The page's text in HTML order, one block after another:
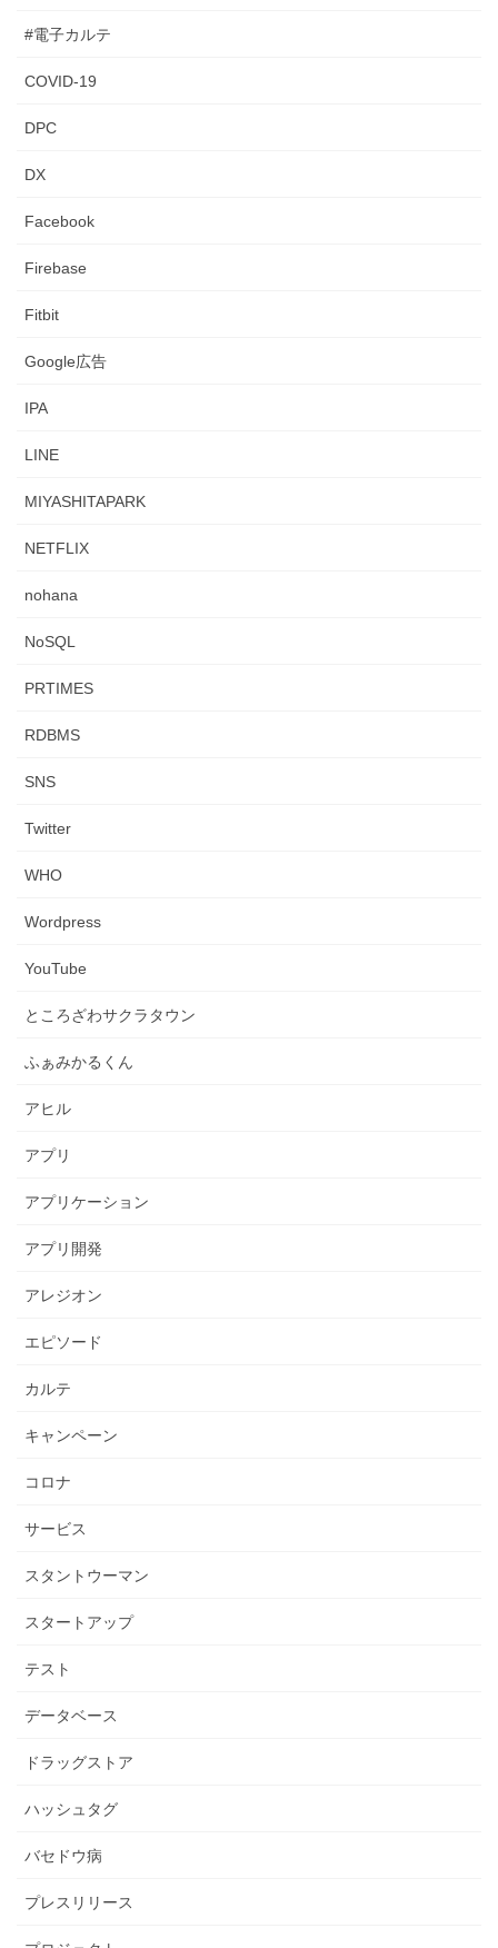
#電子カルテ
COVID-19
DPC
DX
Facebook
Firebase
Fitbit
Google広告
IPA
LINE
MIYASHITAPARK
NETFLIX
nohana
NoSQL
PRTIMES
RDBMS
SNS
Twitter
WHO
Wordpress
YouTube
ところざわサクラタウン
ふぁみかるくん
アヒル
アプリ
アプリケーション
アプリ開発
アレジオン
エピソード
カルテ
キャンペーン
コロナ
サービス
スタントウーマン
スタートアップ
テスト
データベース
ドラッグストア
ハッシュタグ
バセドウ病
プレスリリース